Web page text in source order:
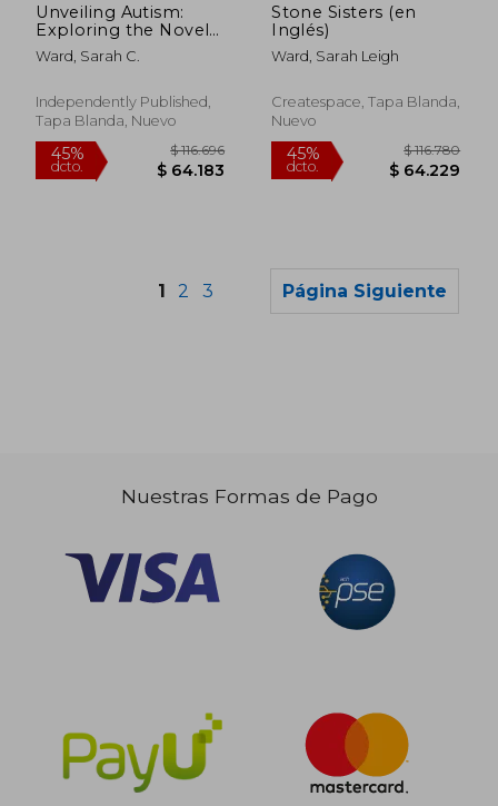
Unveiling Autism:
Exploring the Novel
Aspects of
Neurodiversity. (en
Ward, Sarah C.
Independently Published,
Tapa Blanda, Nuevo
Stone Sisters (en
Inglés)
Ward, Sarah Leigh
Createspace, Tapa Blanda,
Nuevo
1 2 3 Página Siguiente
Nuestras Formas de Pago